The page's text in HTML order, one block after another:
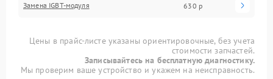
Замена IGBT-модуля 630 р
Цены в прайс-листе указаны ориентировочные, без учета
стоимости запчастей.
Записывайтесь на бесплатную диагностику.
Мы проверим ваше устройство и укажем на неисправность.